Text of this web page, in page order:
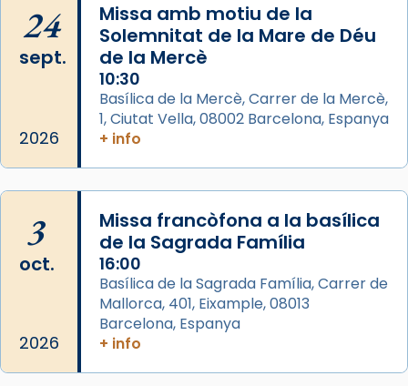
Arquebisbat de Barcelona
2 weeks ago
Memòria de les santes Juliana i
Semproniana, verges i màrtirs.
Acompanyant la història de sant Cugat, a
partir de l’Edat Mitjana sorgeix la tradició
que les santes Juliana (“relatiu a Júlia”) i
Semproniana (“relatiu a Semprònia =
eterna”) són deixebles seves. I l’any 1667, el
frare Joan Gaspar Roig, afirma en una obra
que les santes són filles de l’antiga Iluro.
Mataró en reivindicarà les relíq
Foto
24
sept.
2026
Missa amb motiu de la
Solemnitat de la Mare de Déu
de la Mercè
10:30
Basílica de la Mercè, Carrer de la Mercè,
1, Ciutat Vella, 08002 Barcelona, Espanya
+ info
3
oct.
2026
Missa francòfona a la basílica
de la Sagrada Família
16:00
Basílica de la Sagrada Família, Carrer de
Mallorca, 401, Eixample, 08013
Barcelona, Espanya
+ info